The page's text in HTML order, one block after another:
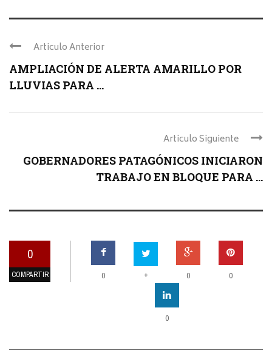
Articulo Anterior
AMPLIACIÓN DE ALERTA AMARILLO POR
LLUVIAS PARA ...
Articulo Siguiente
GOBERNADORES PATAGÓNICOS INICIARON
TRABAJO EN BLOQUE PARA ...
0
COMPARTIR 0 + 0 0
0